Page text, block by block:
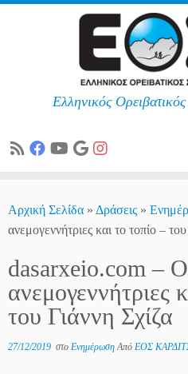
content
Ελληνικός
Αρχική Σελίδα » Δράσεις »
ανεμογεννήτριες και το τοπίο –
dasarxeio.com –
ανεμογεννήτριες
του Γιάννη Σχίζα
27/12/2019 στο ΕνημέρωσηΑπό ΕΟΣ